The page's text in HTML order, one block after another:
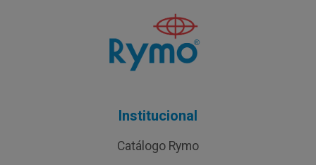
Institucional
Catálogo Rymo